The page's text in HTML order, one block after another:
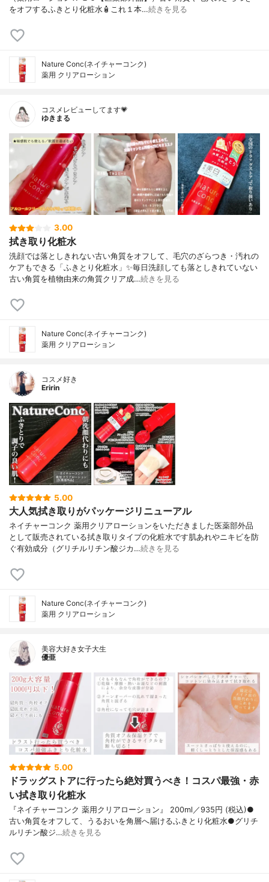
をオフするふきとり化粧水🧴これ１本…続きを見る
Nature Conc(ネイチャーコンク)
薬用 クリアローション
コスメレビューしてます💗
ゆきまる
3.00
拭き取り化粧水
洗顔では落としきれない古い角質をオフして、毛穴のざらつき・汚れの
ケアもできる「ふきとり化粧水」✨毎日洗顔しても落としきれていない
古い角質を植物由来の角質クリア成…続きを見る
Nature Conc(ネイチャーコンク)
薬用 クリアローション
コスメ好き
Eririn
5.00
大人気拭き取りがパッケージリニューアル
ネイチャーコンク 薬用クリアローションをいただきました医薬部外品
として販売されている拭き取りタイプの化粧水です肌あれやニキビを防
ぐ有効成分（グリチルリチン酸ジカ…続きを見る
Nature Conc(ネイチャーコンク)
薬用 クリアローション
美容大好き女子大生
優亜
5.00
ドラッグストアに行ったら絶対買うべき！コスパ最強・赤
い拭き取り化粧水
『ネイチャーコンク 薬用クリアローション』 200ml／935円 (税込)●
古い角質をオフして、うるおいを角層へ届けるふきとり化粧水●グリチ
ルリチン酸ジ…続きを見る